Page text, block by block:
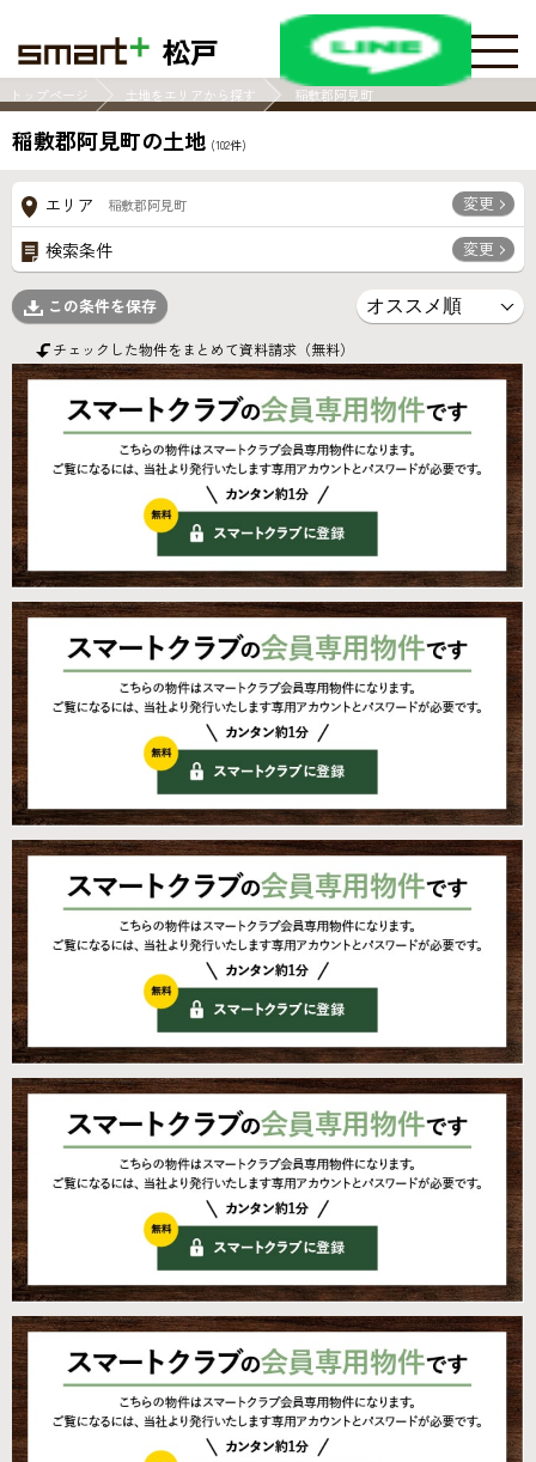
松戸
トップページ 土地をエリアから探す 稲敷郡阿見町
稲敷郡阿見町の土地 (102件)
エリア 稲敷郡阿見町 変更
検索条件 変更
この条件を保存
チェックした物件をまとめて資料請求（無料）